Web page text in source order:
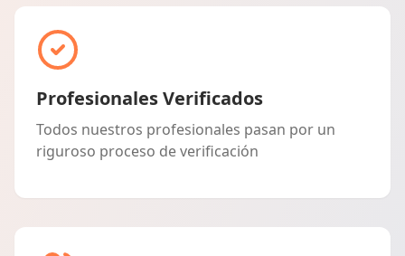
Profesionales Verificados
Todos nuestros profesionales pasan por un
riguroso proceso de verificación